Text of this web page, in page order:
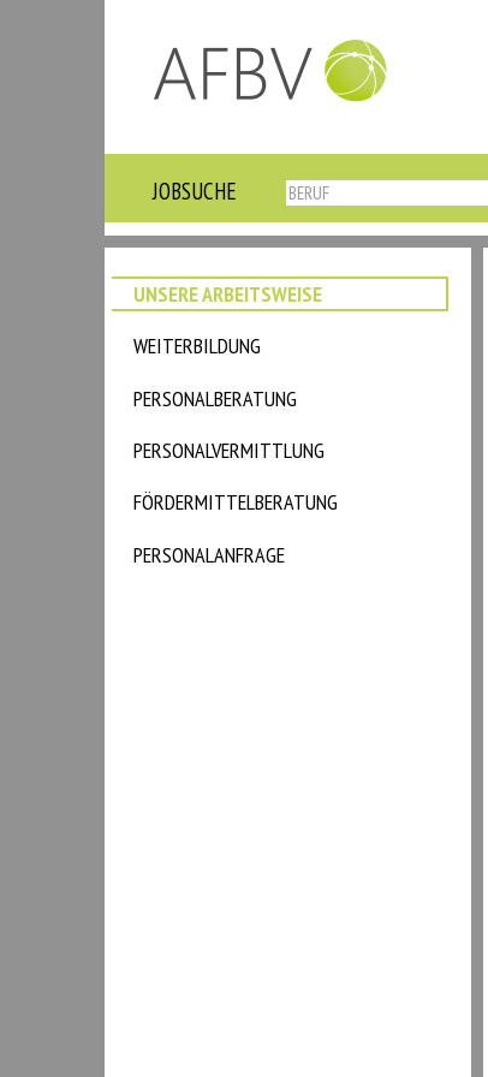
JOBSUCHE
UNSERE ARBEITSWEISE
WEITERBILDUNG
PERSONALBERATUNG
PERSONALVERMITTLUNG
FÖRDERMITTELBERATUNG
PERSONALANFRAGE